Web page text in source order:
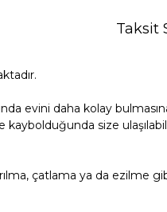
Taksit
evini daha kolay
size
çatlama ya da ezilme